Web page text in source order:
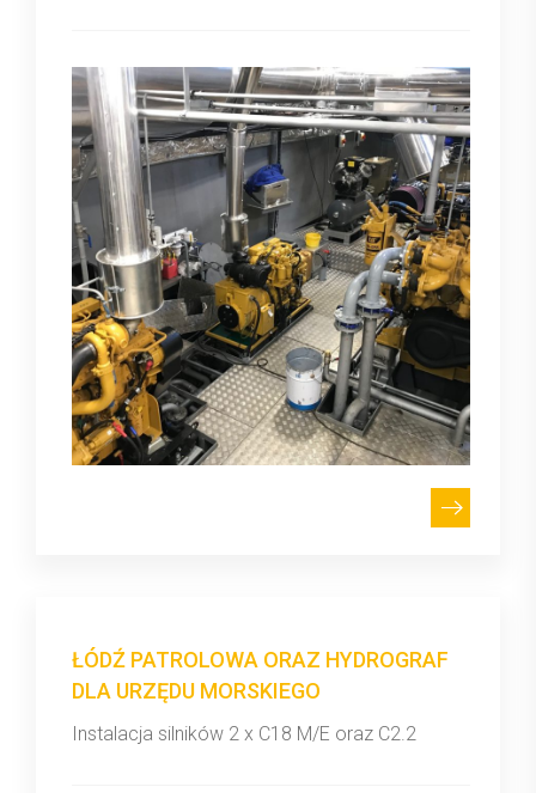
ŁÓDŹ PATROLOWA ORAZ HYDROGRAF
DLA URZĘDU MORSKIEGO
Instalacja silników 2 x C18 M/E oraz C2.2